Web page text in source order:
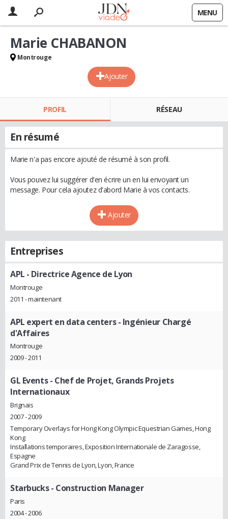
MENU
Ajouter
Marie CHABANON
Montrouge
PROFIL RÉSEAU
En résumé
Marie n'a pas encore ajouté de résumé à son profil.
Vous pouvez lui suggérer d'en écrire un en lui envoyant un
message. Pour cela ajoutez d'abord Marie à vos contacts.
Ajouter
Entreprises
APL - Directrice Agence de Lyon
Montrouge
2011 - maintenant
APL expert en data centers- Ingénieur Chargé
d'Affaires
Montrouge
2009 - 2011
GL Events- Chef de Projet, Grands Projets
Internationaux
Brignais
2007 - 2009
Temporary Overlays for Hong Kong Olympic Equestrian Games, Hong
Kong
Installations temporaires, Exposition Internationale de Zaragosse,
Espagne
Grand Prix de Tennis de Lyon, Lyon, France
Starbucks- Construction Manager
Paris
2004 - 2006